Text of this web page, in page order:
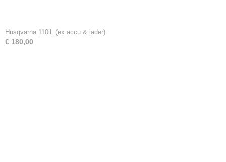
Husqvarna 110iL (ex accu & lader)
€ 180,00